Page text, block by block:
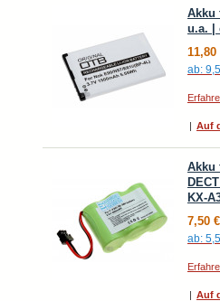
Akku
u.a. |
11,80
ab:
| Auf
Akku
KX-
7,50 €
ab:
| Auf